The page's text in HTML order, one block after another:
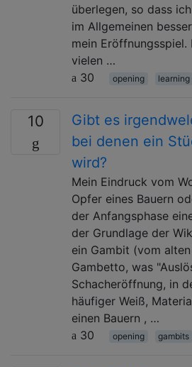
überlegen, so dass
im Allgemeinen
mein
vielen …
30
opening learning
10
Gibt es
bei denen ein
wird?
Mein Eindruck vom
Opfer eines Bauern
der Anfangsphase
der Grundlage der
ein Gambit (vom
Gambetto, was
Schacheröffnung, in
häufiger Weiß,
einen Bauern , …
30
opening gambits